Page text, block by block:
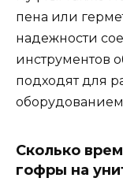
пена или
надежности
инструментов
подходят для
Сколько
гофры на